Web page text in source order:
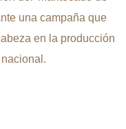
una campaña que
en la producción